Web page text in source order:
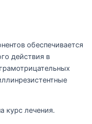
обеспечивается
действия в
курс лечения.